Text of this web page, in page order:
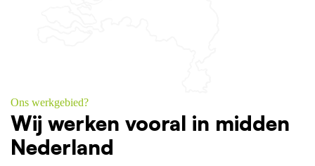
Ons werkgebied?
Wij werken vooral in midden
Nederland